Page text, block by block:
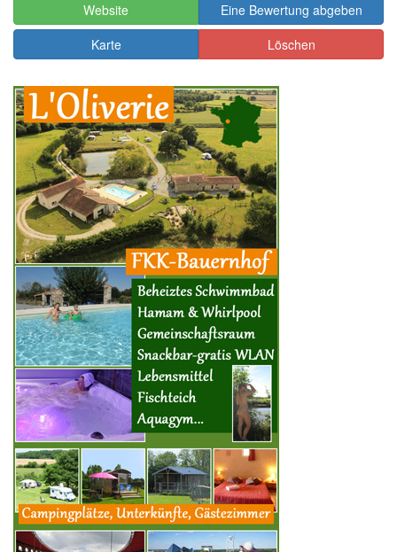
Website
Eine Bewertung abgeben
Karte
Löschen